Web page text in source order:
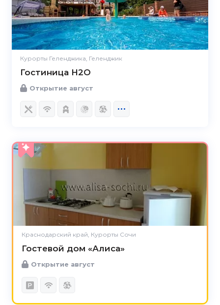
Курорты Геленджика, Геленджик
Гостиница H2O
Открытие август
Краснодарский край, Курорты Сочи
Гостевой дом «Алиса»
Открытие август